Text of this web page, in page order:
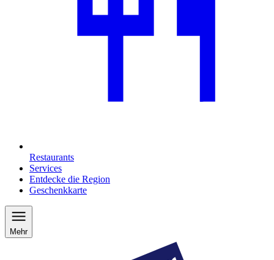
Restaurants
Services
Entdecke die Region
Geschenkkarte
Mehr